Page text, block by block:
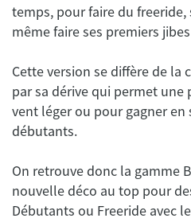
temps, pour faire du freeride,
Cette version se diffère de la
par sa dérive qui permet
vent léger ou pour gagner
On retrouve donc la gamme
nouvelle déco au top pour
Débutants ou Freeride avec